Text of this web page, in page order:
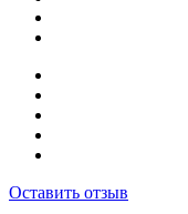
Оставить отзыв